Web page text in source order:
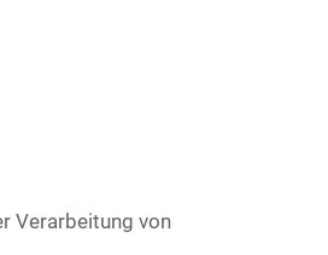
Verarbeitung von